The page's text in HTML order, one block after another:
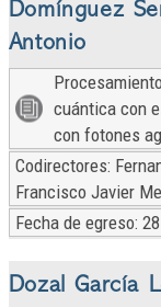
Domínguez
Antonio
cuántica con
con fotones
Codirectores:
Francisco Javier
Fecha de egreso:
Dozal García